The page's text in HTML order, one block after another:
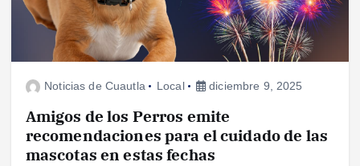
Noticias de Cuautla Local diciembre 9, 2025
Amigos de los Perros emite
recomendaciones para el cuidado de las
mascotas en estas fechas